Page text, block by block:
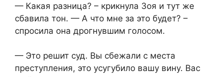
— Какая разница? – крикнула Зоя и тут же
сбавила тон. — А что мне за это будет? –
спросила она дрогнувшим голосом.
— Это решит суд. Вы сбежали с места
преступления, это усугубило вашу вину. Вас